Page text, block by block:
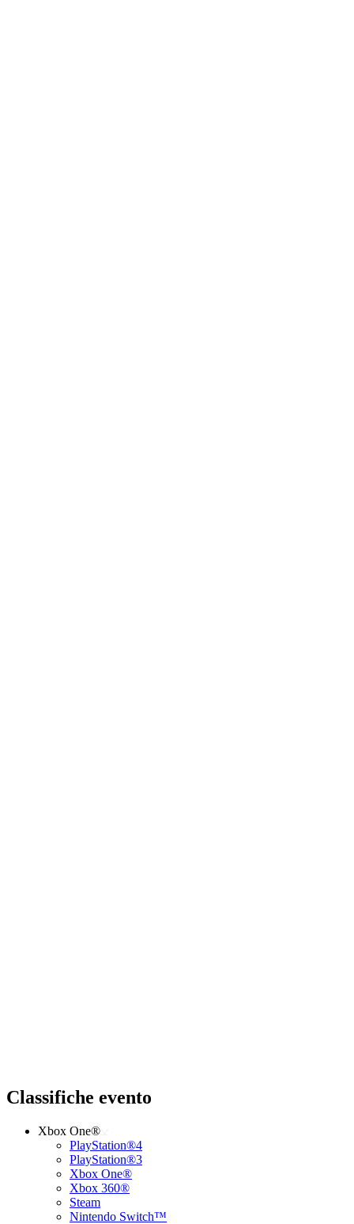
Classifiche evento
Xbox One®
PlayStation®4
PlayStation®3
Xbox One®
Xbox 360®
Steam
Nintendo Switch™